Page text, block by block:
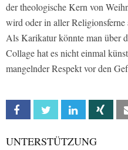
der theologische Kern von
wird oder in aller
Als Karikatur könnte man über
Collage hat es nicht einmal
mangelnder Respekt vor den
Facebook Twitter Linkedin Xing
UNTERSTÜTZUNG